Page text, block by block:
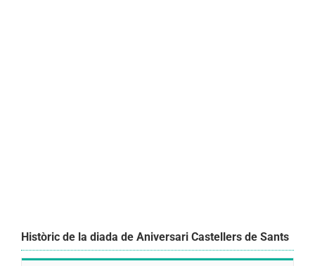
Històric de la diada de Aniversari Castellers de Sants